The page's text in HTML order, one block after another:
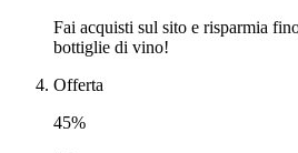
Fai acquisti sul sito e risparmia
bottiglie di vino!
Offerta
45%